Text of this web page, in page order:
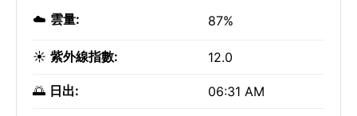
☁️ 雲量: 87%
☀️ 紫外線指數: 12.0
🌅 日出: 06:31 AM